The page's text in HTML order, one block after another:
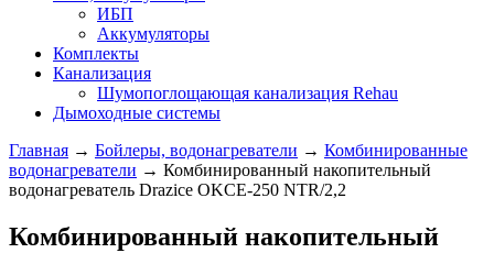
ИБП
Аккумуляторы
Комплекты
Канализация
Шумопоглощающая канализация Rehau
Дымоходные системы
Главная → Бойлеры, водонагреватели → Комбинированные
водонагреватели → Комбинированный накопительный
водонагреватель Drazice OKCE-250 NTR/2,2
Комбинированный накопительный